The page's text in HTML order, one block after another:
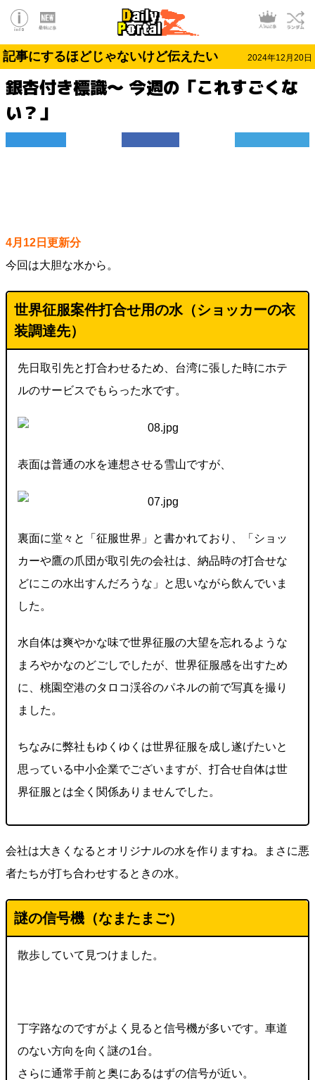
記事にするほどじゃないけど伝えたい 2024年12月20日
銀杏付き標識～ 今週の「これすごくな
い？」
4月12日更新分
今回は大胆な水から。
世界征服案件打合せ用の水（ショッカーの衣
装調達先）
先日取引先と打合わせるため、台湾に張した時にホテ
ルのサービスでもらった水です。
表面は普通の水を連想させる雪山ですが、
裏面に堂々と「征服世界」と書かれており、「ショッ
カーや鷹の爪団が取引先の会社は、納品時の打合せな
どにこの水出すんだろうな」と思いながら飲んでいま
した。
水自体は爽やかな味で世界征服の大望を忘れるような
まろやかなのどごしでしたが、世界征服感を出すため
に、桃園空港のタロコ渓谷のパネルの前で写真を撮り
ました。
ちなみに弊社もゆくゆくは世界征服を成し遂げたいと
思っている中小企業でございますが、打合せ自体は世
界征服とは全く関係ありませんでした。
会社は大きくなるとオリジナルの水を作りますね。まさに悪
者たちが打ち合わせするときの水。
謎の信号機（なまたまご）
散歩していて見つけました。
丁字路なのですがよく見ると信号機が多いです。車道
のない方向を向く謎の1台。
さらに通常手前と奥にあるはずの信号が近い。